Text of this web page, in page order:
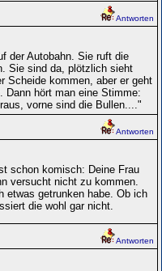
Antworten
der Autobahn. Sie ruft die
Sie sind da, plötzlich sieht
Scheide kommen, aber er geht
Dann hört man eine Stimme:
vorne sind die Bullen...."
Antworten
schon komisch: Deine Frau
versucht nicht zu kommen.
etwas getrunken habe. Ob ich
die wohl gar nicht.
Antworten